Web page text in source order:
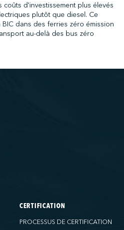
coûts d'investissement plus élevés
plutôt que diesel. Ce
dans des ferries zéro émission
au-delà des bus zéro
CERTIFICATION
PROCESSUS DE CERTIFICATION